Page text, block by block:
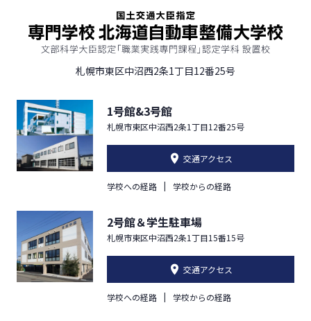
札幌市東区中沼西2条1丁目12番25号
1号館&3号館
札幌市東区中沼西2条1丁目12番25号
交通アクセス
学校への経路 学校からの経路
2号館＆学生駐車場
札幌市東区中沼西2条1丁目15番15号
交通アクセス
学校への経路 学校からの経路